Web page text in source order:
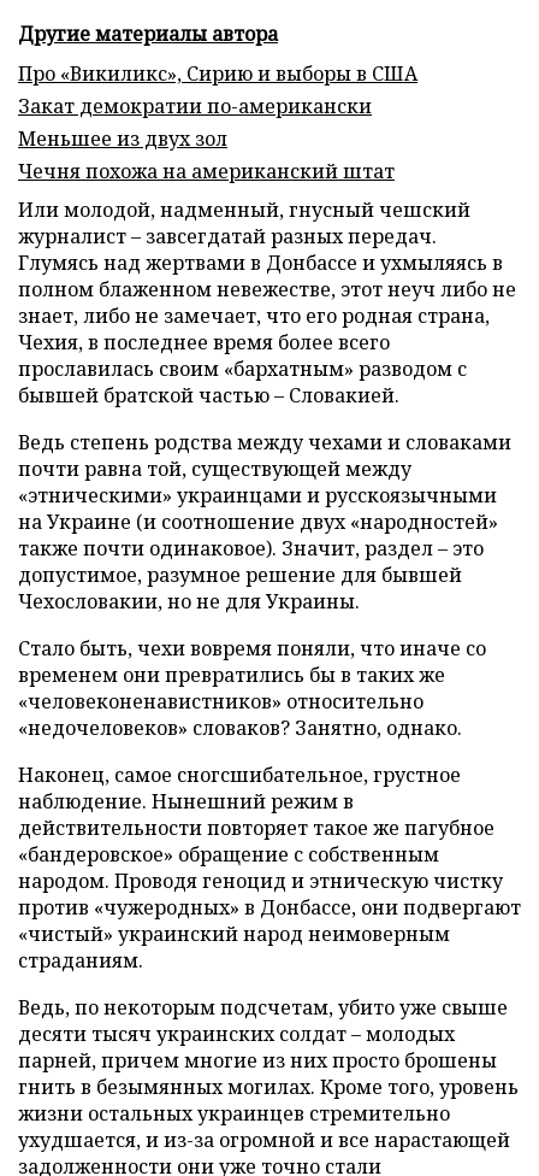
Другие материалы автора
Про «Викиликс», Сирию и выборы в США
Закат демократии по-американски
Меньшее из двух зол
Чечня похожа на американский штат
Или молодой, надменный, гнусный чешский
журналист – завсегдатай разных передач.
Глумясь над жертвами в Донбассе и ухмыляясь в
полном блаженном невежестве, этот неуч либо не
знает, либо не замечает, что его родная страна,
Чехия, в последнее время более всего
прославилась своим «бархатным» разводом с
бывшей братской частью – Словакией.
Ведь степень родства между чехами и словаками
почти равна той, существующей между
«этническими» украинцами и русскоязычными
на Украине (и соотношение двух «народностей»
также почти одинаковое). Значит, раздел – это
допустимое, разумное решение для бывшей
Чехословакии, но не для Украины.
Стало быть, чехи вовремя поняли, что иначе со
временем они превратились бы в таких же
«человеконенавистников» относительно
«недочеловеков» словаков? Занятно, однако.
Наконец, самое сногсшибательное, грустное
наблюдение. Нынешний режим в
действительности повторяет такое же пагубное
«бандеровское» обращение с собственным
народом. Проводя геноцид и этническую чистку
против «чужеродных» в Донбассе, они подвергают
«чистый» украинский народ неимоверным
страданиям.
Ведь, по некоторым подсчетам, убито уже свыше
десяти тысяч украинских солдат – молодых
парней, причем многие из них просто брошены
гнить в безымянных могилах. Кроме того, уровень
жизни остальных украинцев стремительно
ухудшается, и из-за огромной и все нарастающей
задолженности они уже точно стали